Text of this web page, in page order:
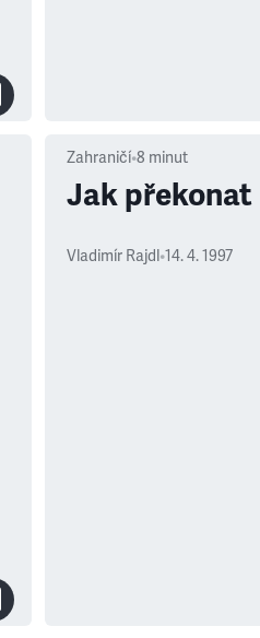
Zahraničí•8 minut
Jak
Vladimír Rajdl •14. 4. 1997